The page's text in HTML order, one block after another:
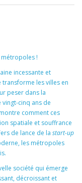
!
incessante et
transforme les villes en
peser dans la
cinq ans de
comment ces
spatiale et souffrance
de lance de la start-up
les métropoles
société qui émerge
décroissant et